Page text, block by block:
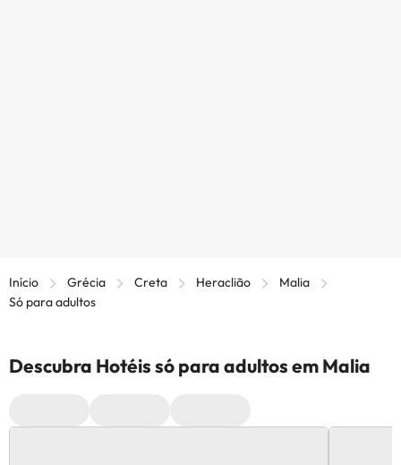
Início Grécia Creta Heraclião
Malia
Só para adultos
Descubra Hotéis só para adultos em Malia